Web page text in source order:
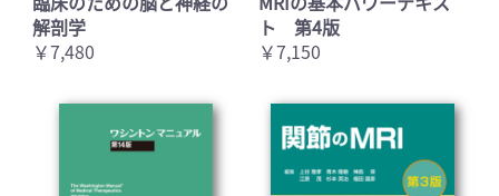
解剖学
￥7,480
ト 第4版
￥7,150